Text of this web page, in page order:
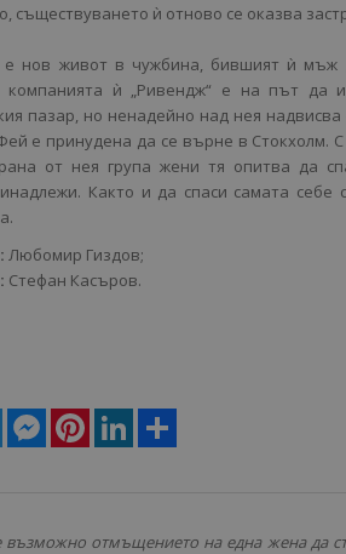
съществуването ѝ отново се оказва
е нов живот в чужбина, бившият ѝ
компанията ѝ „Ривендж“ е на път да
пазар, но ненадейно над нея надвисва
е принудена да се върне в Стокхолм.
от нея група жени тя опитва да
Както и да спаси самата себе
Любомир Гиздов;
Стефан Касъров.
Twitter MessengerPinterestLinkedIn
възможно отмъщението на една жена да